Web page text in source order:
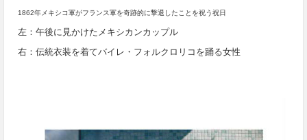
1862年メキシコ軍がフランス軍を奇跡的に撃退したことを祝う祝日
左：午後に見かけたメキシカンカップル
右：伝統衣装を着てバイレ・フォルクロリコを踊る女性